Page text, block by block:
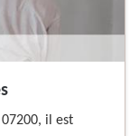
il est